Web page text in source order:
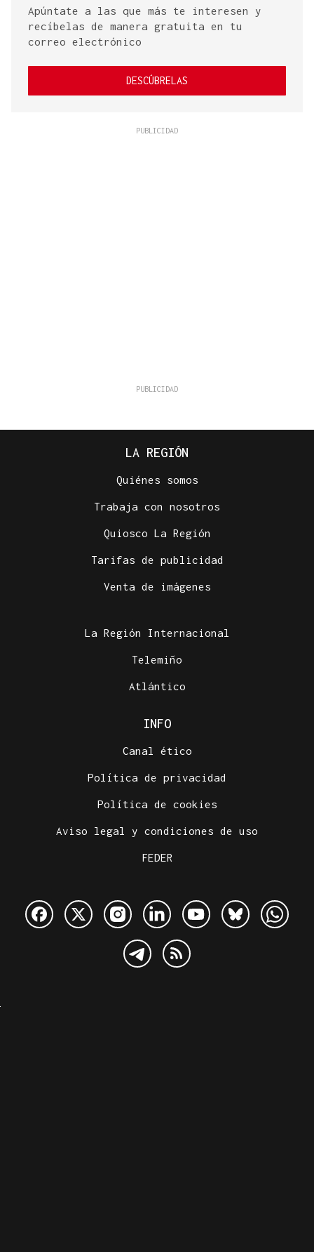
Apúntate a las que más te interesen y
recíbelas de manera gratuita en tu
correo electrónico
DESCÚBRELAS
LA REGIÓN
Quiénes somos
Trabaja con nosotros
Quiosco La Región
Tarifas de publicidad
Venta de imágenes
La Región Internacional
Telemiño
Atlántico
INFO
Canal ético
Política de privacidad
Política de cookies
Aviso legal y condiciones de uso
FEDER